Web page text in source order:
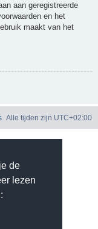
de
lezen
aan geregistreerde
en het
maakt van het
Alle tijden zijn UTC+02:00
.
On |